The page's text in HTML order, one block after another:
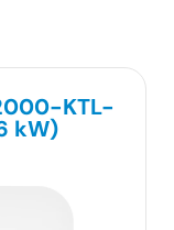
KTL-
kW)